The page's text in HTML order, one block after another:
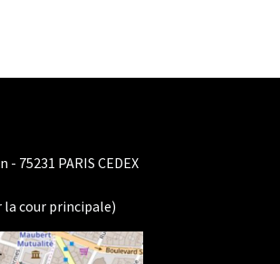
75231 PARIS CEDEX
la cour principale)